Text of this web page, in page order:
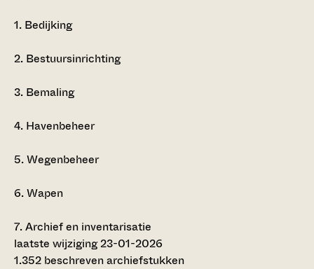
1. Bedijking
2. Bestuursinrichting
3. Bemaling
4. Havenbeheer
5.Wegenbeheer
6.Wapen
7.Archief en inventarisatie
laatste wijziging 23-01-2026
1.352 beschreven archiefstukken